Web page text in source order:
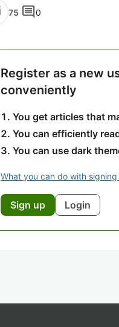
75 comment0
Register as a new
conveniently
You get articles that
You can efficiently
You can use dark
What you can do with signing
Sign up Login